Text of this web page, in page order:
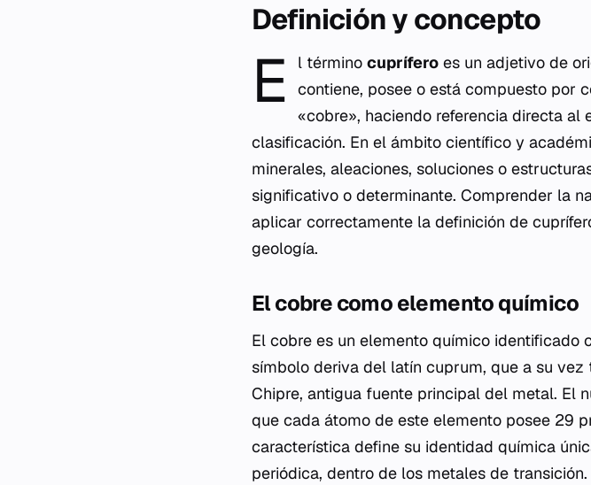
Definición y concepto
E l términocuprífero es un adjetivo de
contiene, posee o está compuesto por
«cobre», haciendo referencia directa
clasificación. En el ámbito científico y
minerales, aleaciones, soluciones o
significativo o determinante. Comprender la
aplicar correctamente la definición de
geología.
El cobre como elemento químico
El cobre es un elemento químico identificado
símbolo deriva del latín cuprum, que a su vez
Chipre, antigua fuente principal del metal. El
que cada átomo de este elemento posee 29
característica define su identidad química
periódica, dentro de los metales de transición.